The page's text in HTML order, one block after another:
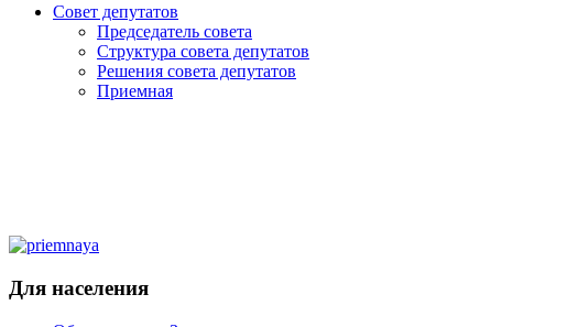
Совет депутатов
Председатель совета
Структура совета депутатов
Решения совета депутатов
Приемная
Для населения